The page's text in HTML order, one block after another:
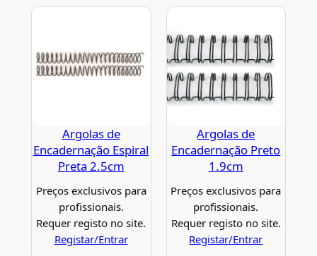
Argolas de
Encadernação Espiral
Preta 2.5cm
Preços exclusivos para
profissionais.
Requer registo no site.
Registar/Entrar
Argolas de
Encadernação Preto
1.9cm
Preços exclusivos para
profissionais.
Requer registo no site.
Registar/Entrar